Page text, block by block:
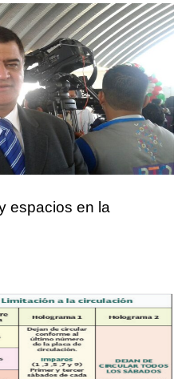
espacios en la